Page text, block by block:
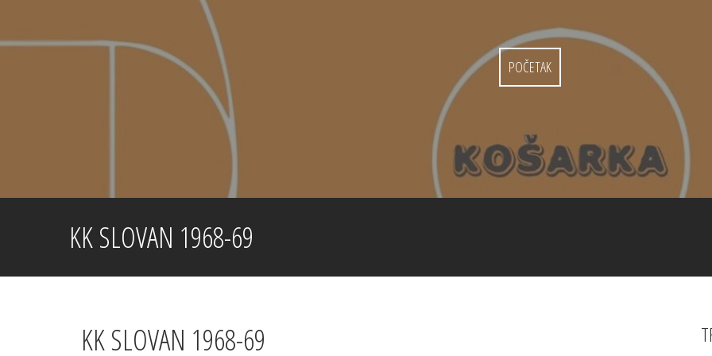
content
POČETAK
KK SLOVAN 1968-69
KK SLOVAN 1968-69